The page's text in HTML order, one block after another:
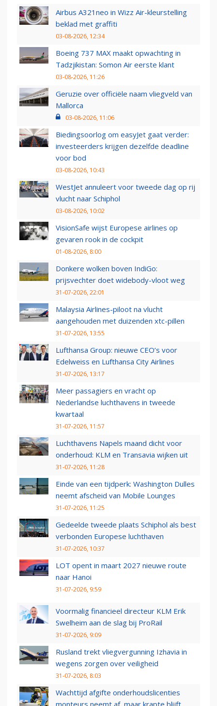
Airbus A321neo in Wizz Air-kleurstelling
beklad met graffiti
03-08-2026, 12:34
Boeing 737 MAX maakt opwachting in
Tadzjikistan: Somon Air eerste klant
03-08-2026, 11:26
Geruzie over officiële naam vliegveld van
Mallorca
03-08-2026, 11:06
Biedingsoorlog om easyJet gaat verder:
investeerders krijgen dezelfde deadline
voor bod
03-08-2026, 10:43
WestJet annuleert voor tweede dag op rij
vlucht naar Schiphol
03-08-2026, 10:02
VisionSafe wijst Europese airlines op
gevaren rook in de cockpit
01-08-2026, 8:00
Donkere wolken boven IndiGo:
prijsvechter doet widebody-vloot weg
31-07-2026, 22:01
Malaysia Airlines-piloot na vlucht
aangehouden met duizenden xtc-pillen
31-07-2026, 13:55
Lufthansa Group: nieuwe CEO’s voor
Edelweiss en Lufthansa City Airlines
31-07-2026, 13:17
Meer passagiers en vracht op
Nederlandse luchthavens in tweede
kwartaal
31-07-2026, 11:57
Luchthavens Napels maand dicht voor
onderhoud: KLM en Transavia wijken uit
31-07-2026, 11:28
Einde van een tijdperk: Washington Dulles
neemt afscheid van Mobile Lounges
31-07-2026, 11:25
Gedeelde tweede plaats Schiphol als best
verbonden Europese luchthaven
31-07-2026, 10:37
LOT opent in maart 2027 nieuwe route
naar Hanoi
31-07-2026, 9:59
Voormalig financieel directeur KLM Erik
Swelheim aan de slag bij ProRail
31-07-2026, 9:09
Rusland trekt vliegvergunning Izhavia in
wegens zorgen over veiligheid
31-07-2026, 8:03
Wachttijd afgifte onderhoudslicenties